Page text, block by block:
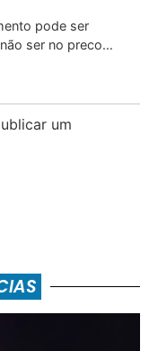
pode ser
ser no preco…
um